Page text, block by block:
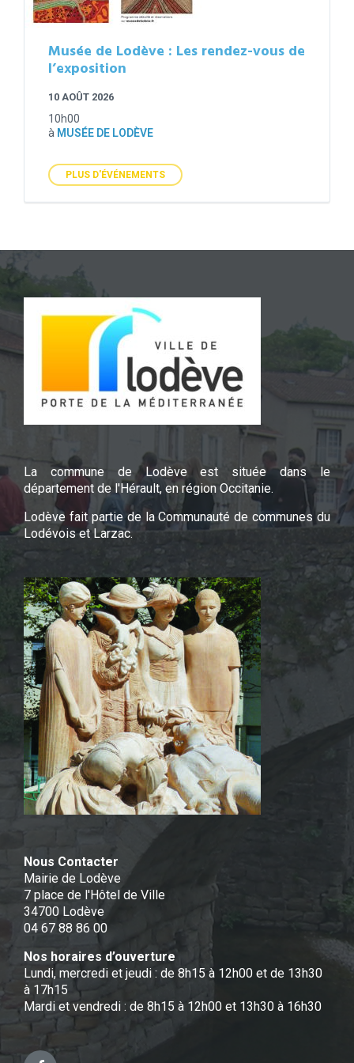
Musée de Lodève : Les rendez-vous de
l’exposition
10 AOÛT 2026
10h00
à MUSÉE DE LODÈVE
PLUS D'ÉVÉNEMENTS
La commune de Lodève est située dans le
département de l'Hérault, en région Occitanie.
Lodève fait partie de la Communauté de communes du
Lodévois et Larzac.
Nous Contacter
Mairie de Lodève
7 place de l'Hôtel de Ville
34700 Lodève
04 67 88 86 00
Nos horaires d’ouverture
Lundi, mercredi et jeudi : de 8h15 à 12h00 et de 13h30
à 17h15
Mardi et vendredi : de 8h15 à 12h00 et 13h30 à 16h30